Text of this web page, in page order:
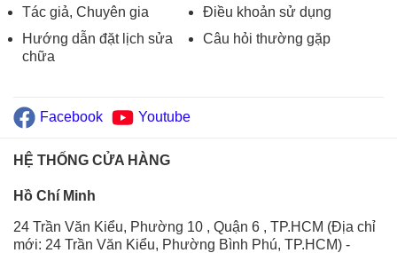
Tác giả, Chuyên gia
Hướng dẫn đặt lịch sửa
chữa
Điều khoản sử dụng
Câu hỏi thường gặp
Facebook Youtube
HỆ THỐNG CỬA HÀNG
Hồ Chí Minh
24 Trần Văn Kiểu, Phường 10 , Quận 6 , TP.HCM (Địa chỉ
mới: 24 Trần Văn Kiểu, Phường Bình Phú, TP.HCM) -